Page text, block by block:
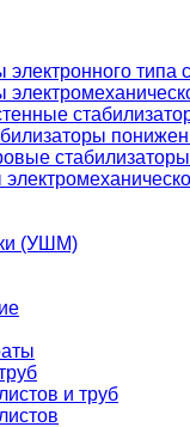
стабилизаторы
(УШМ)
и труб